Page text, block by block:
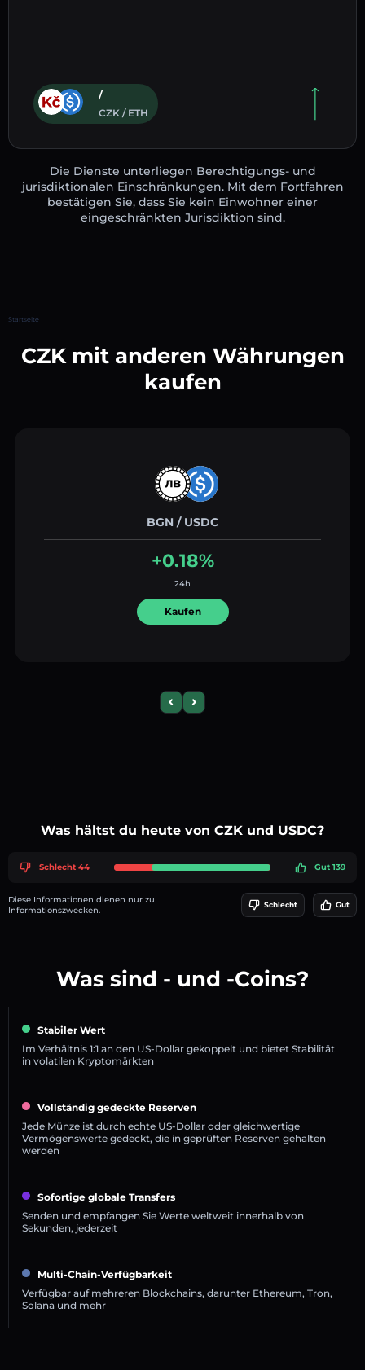
/
CZK / ETH
Die Dienste unterliegen Berechtigungs- und
jurisdiktionalen Einschränkungen. Mit dem Fortfahren
bestätigen Sie, dass Sie kein Einwohner einer
eingeschränkten Jurisdiktion sind.
Startseite
CZK mit anderen Währungen
kaufen
BGN / USDC
+0.18%
24h
Kaufen
Previous slide
Next slide
Was hältst du heute von CZK und USDC?
Schlecht 44 Gut 139
Diese Informationen dienen nur zu
Informationszwecken.
Schlecht Gut
Was sind - und -Coins?
Stabiler Wert
Im Verhältnis 1:1 an den US-Dollar gekoppelt und bietet Stabilität
in volatilen Kryptomärkten
Vollständig gedeckte Reserven
Jede Münze ist durch echte US-Dollar oder gleichwertige
Vermögenswerte gedeckt, die in geprüften Reserven gehalten
werden
Sofortige globale Transfers
Senden und empfangen Sie Werte weltweit innerhalb von
Sekunden, jederzeit
Multi-Chain-Verfügbarkeit
Verfügbar auf mehreren Blockchains, darunter Ethereum, Tron,
Solana und mehr